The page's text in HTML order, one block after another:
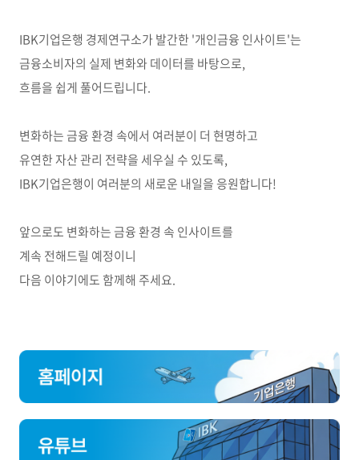
IBK기업은행 경제연구소가 발간한 '개인금융 인사이트'는
금융소비자의 실제 변화와 데이터를 바탕으로,
흐름을 쉽게 풀어드립니다.
변화하는 금융 환경 속에서 여러분이 더 현명하고
유연한 자산 관리 전략을 세우실 수 있도록,
IBK기업은행이 여러분의 새로운 내일을 응원합니다!
앞으로도 변화하는 금융 환경 속 인사이트를
계속 전해드릴 예정이니
다음 이야기에도 함께해 주세요.